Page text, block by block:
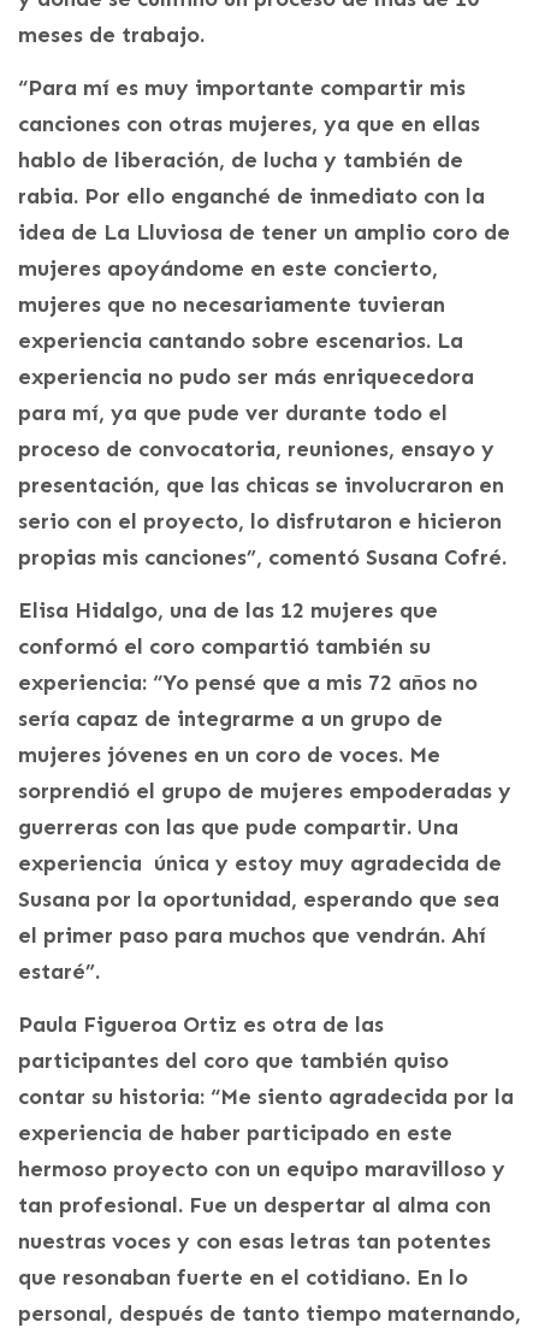
meses de trabajo.
“Para mí es muy importante compartir mis
canciones con otras mujeres, ya que en ellas
hablo de liberación, de lucha y también de
rabia. Por ello enganché de inmediato con la
idea de La Lluviosa de tener un amplio coro de
mujeres apoyándome en este concierto,
mujeres que no necesariamente tuvieran
experiencia cantando sobre escenarios. La
experiencia no pudo ser más enriquecedora
para mí, ya que pude ver durante todo el
proceso de convocatoria, reuniones, ensayo y
presentación, que las chicas se involucraron en
serio con el proyecto, lo disfrutaron e hicieron
propias mis canciones”, comentó Susana Cofré.
Elisa Hidalgo, una de las 12 mujeres que
conformó el coro compartió también su
experiencia: “Yo pensé que a mis 72 años no
sería capaz de integrarme a un grupo de
mujeres jóvenes en un coro de voces. Me
sorprendió el grupo de mujeres empoderadas y
guerreras con las que pude compartir. Una
experiencia única y estoy muy agradecida de
Susana por la oportunidad, esperando que sea
el primer paso para muchos que vendrán. Ahí
estaré”.
Paula Figueroa Ortiz es otra de las
participantes del coro que también quiso
contar su historia: “Me siento agradecida por la
experiencia de haber participado en este
hermoso proyecto con un equipo maravilloso y
tan profesional. Fue un despertar al alma con
nuestras voces y con esas letras tan potentes
que resonaban fuerte en el cotidiano. En lo
personal, después de tanto tiempo maternando,